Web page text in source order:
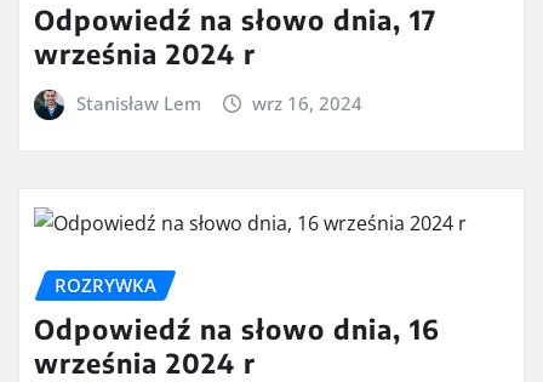
Odpowiedź na słowo dnia, 17
września 2024 r
Stanisław Lem wrz 16, 2024
ROZRYWKA
Odpowiedź na słowo dnia, 16
września 2024 r